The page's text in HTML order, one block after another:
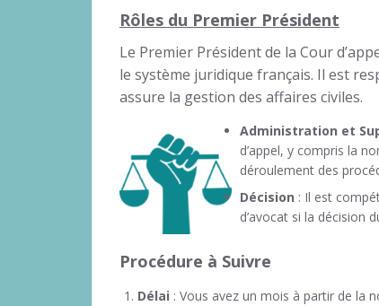
Rôles du Premier Président
Le Premier Président de la Cour
le système juridique français. Il est
assure la gestion des affaires civiles.
Administration et
d’appel, y compris la
déroulement des
Décision : Il est
d’avocat si la décision
Procédure à Suivre
Délai : Vous avez un mois à partir de la